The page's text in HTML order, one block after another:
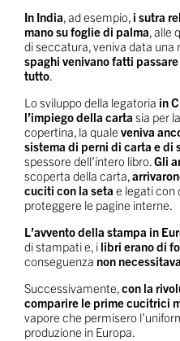
In India, ad esempio, i sutra
mano su foglie di palma, alle
di seccatura, veniva data una
spaghi venivano fatti
tutto.
Lo sviluppo della legatoria in
l’impiego della carta sia per
copertina, la quale veniva
sistema di perni di carta e di
spessore dell’intero libro.Gli
scoperta della carta,
cuciti con la seta e legati con
proteggere le pagine interne.
L’avvento della stampa in
di stampati e, i libri erano di
conseguenza non
Successivamente,con la
comparire le prime cucitrici
vapore che permisero
produzione in Europa.